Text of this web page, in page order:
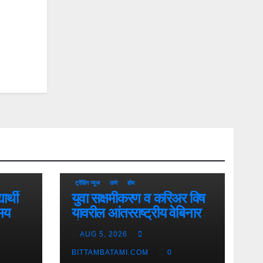
गाढे
ट्रेंडिंग न्यूज ठाणे होम
युवा सक्षमीकरण व करिअर विष
यावरील आंतरराष्ट्रीय वेबिनारला
देश-
विदेशातून उत्स्फूर्त प्रतिसाद
AUG 5, 2026
BITTAMBATAMI.COM 0